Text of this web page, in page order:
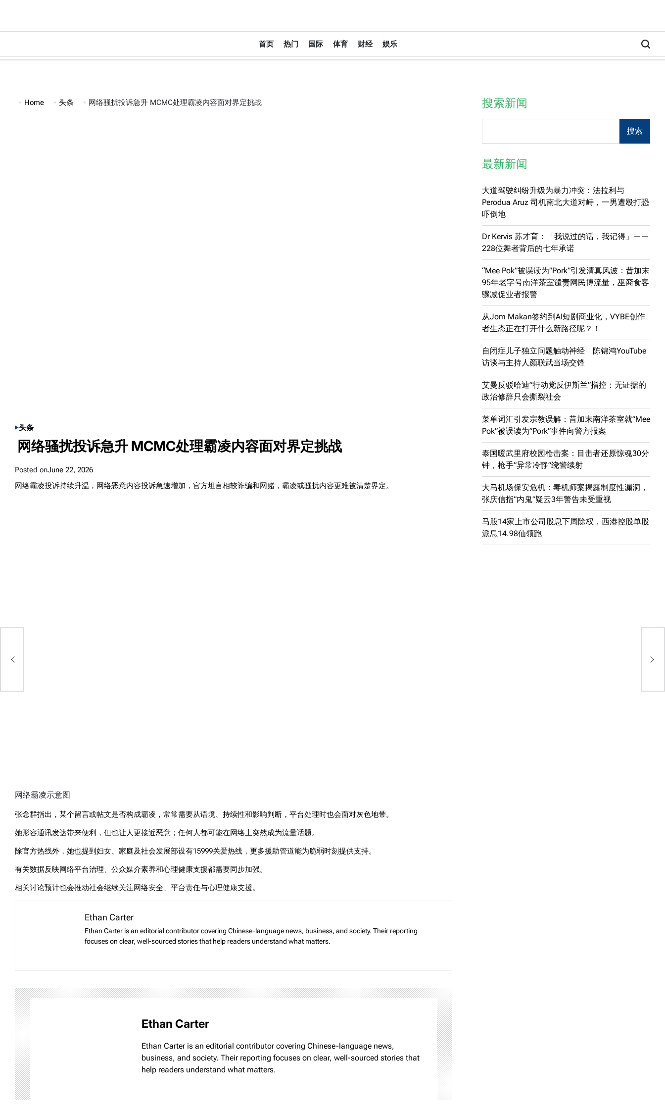
content
大
中
首页 热门 国际 体育 财经 娱乐
Home 头条 网络骚扰投诉急升 MCMC处理霸凌内容面对界定挑战
POSTED
IN
头条
网络骚扰投诉急升 MCMC处理霸凌内容面对界定挑战
Posted onJune 22, 2026
网络霸凌投诉持续升温，网络恶意内容投诉急速增加，官方坦言相较诈骗和网赌，霸凌或骚扰内容更难被清楚界定。
网络霸凌示意图
张念群指出，某个留言或帖文是否构成霸凌，常常需要从语境、持续性和影响判断，平台处理时也会面对灰色地带。
她形容通讯发达带来便利，但也让人更接近恶意；任何人都可能在网络上突然成为流量话题。
除官方热线外，她也提到妇女、家庭及社会发展部设有15999关爱热线，更多援助管道能为脆弱时刻提供支持。
有关数据反映网络平台治理、公众媒介素养和心理健康支援都需要同步加强。
相关讨论预计也会推动社会继续关注网络安全、平台责任与心理健康支援。
Ethan Carter
Ethan Carter is an editorial contributor covering Chinese-language news, business, and society. Their reporting
focuses on clear, well-sourced stories that help readers understand what matters.
Ethan Carter
Ethan Carter is an editorial contributor covering Chinese-language news,
business, and society. Their reporting focuses on clear, well-sourced stories that
help readers understand what matters.
搜索新闻
搜索
最新新闻
大道驾驶纠纷升级为暴力冲突：法拉利与
Perodua Aruz 司机南北大道对峙，一男遭殴打恐
吓倒地
Dr Kervis 苏才育：「我说过的话，我记得」——
228位舞者背后的七年承诺
“Mee Pok”被误读为”Pork”引发清真风波：昔加末
95年老字号南洋茶室谴责网民博流量，巫裔食客
骤减促业者报警
从Jom Makan签约到AI短剧商业化，VYBE创作
者生态正在打开什么新路径呢？！
自闭症儿子独立问题触动神经 陈锦鸿YouTube
访谈与主持人颜联武当场交锋
艾曼反驳哈迪”行动党反伊斯兰”指控：无证据的
政治修辞只会撕裂社会
菜单词汇引发宗教误解：昔加末南洋茶室就”Mee
Pok”被误读为”Pork”事件向警方报案
泰国暖武里府校园枪击案：目击者还原惊魂30分
钟，枪手”异常冷静”绕警续射
大马机场保安危机：毒机师案揭露制度性漏洞，
张庆信指”内鬼”疑云3年警告未受重视
马股14家上市公司股息下周除权，西港控股单股
派息14.98仙领跑